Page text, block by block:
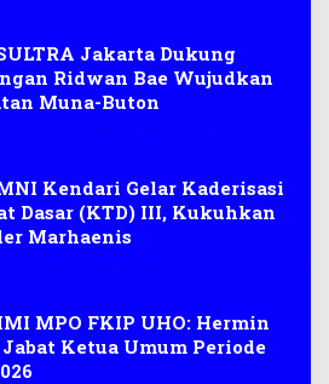
Jakarta Dukung
Ridwan Bae Wujudkan
Muna-Buton
Kendari Gelar Kaderisasi
Dasar (KTD) III, Kukuhkan
Marhaenis
MPO FKIP UHO: Hermin
Jabat Ketua Umum Periode